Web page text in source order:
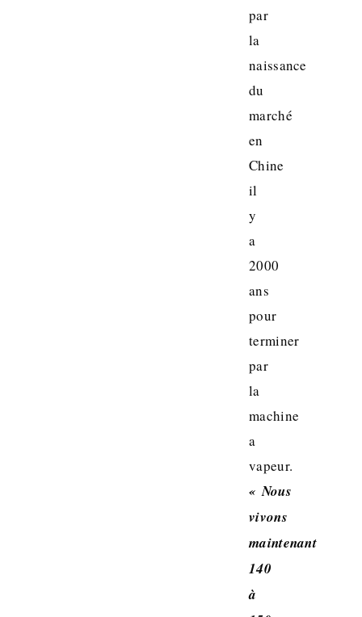
par
la
naissance
du
marché
en
Chine
il
y
a
2000
ans
pour
terminer
par
la
machine
a
vapeur.
« Nous
vivons
maintenant
140
à